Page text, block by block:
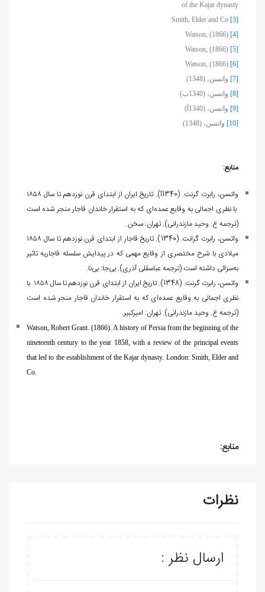
of the Kajar dynasty
[3]
[4]
[5]
[6]
[7] واتسن، (1348)
[8] واتسن، (1340ب)
[9] واتسن، (1340آ)
[10] واتسن، (1348)
منابع:
واتسن، رابرت گرنت. (1340آ). تاریخ ایران از ابتدای قرن نوزدهم تا سال ۱۸۵۸
با نظری اجمالی به وقایع عمده‌ای که به استقرار خاندان قاجار منجر شده است
(ترجمه ع. وحید مازندرانی). تهران: سخن.
واتسن، رابرت گرانت. (1340). ت‍اری‍خ‌ ق‍اج‍ار از اب‍ت‍دای‌ ق‍رن‌ ن‍وزده‍م‌ ت‍ا س‍ال‌ ۱۸۵۸
م‍ی‍لادی‌ ب‍ا ش‍رح‌ م‍خ‍ت‍ص‍ری‌ از وق‍ای‍ع‌ م‍ه‍م‍ی‌ ک‍ه‌ در پ‍ی‍دای‍ش‌ س‍ل‍س‍ل‍ه‌ ق‍اج‍اری‍ه‌ ت‍اث‍ی‍ر
به‌س‍زائ‍ی‌ داش‍ت‍ه‌ اس‍ت‌ (ترجمه عباسقلی آذری). بی‌جا: بی‌نا.
واتسن، رابرت گرنت. (1348). تاریخ ایران از ابتدای قرن نوزدهم تا سال ۱۸۵۸ با
نظری اجمالی به وقایع عمده‌ای که به استقرار خاندان قاجار منجر شده است
(ترجمه ع. وحید مازندرانی). تهران: امیرکبیر.
Watson, Robert Grant. (1866). A history of Persia from the beginning of the
nineteenth century to the year 1858, with a review of the principal events
that led to the establishment of the Kajar dynasty. London: Smith, Elder and
Co.
منابع:
نظرات
ارسال نظر :